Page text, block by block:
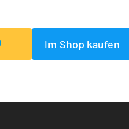
Im Shop kaufen